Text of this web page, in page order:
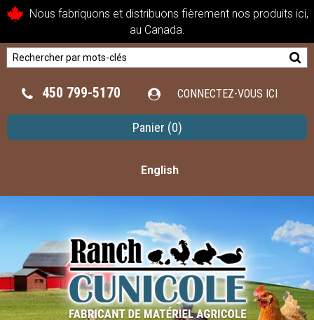
Nous fabriquons et distribuons fièrement nos produits ici,
au Canada.
450 799-5170 CONNECTEZ-VOUS ICI
Panier (0)
English